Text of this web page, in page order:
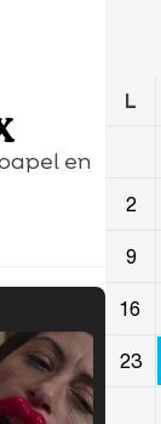
en
L
2
9
16
23